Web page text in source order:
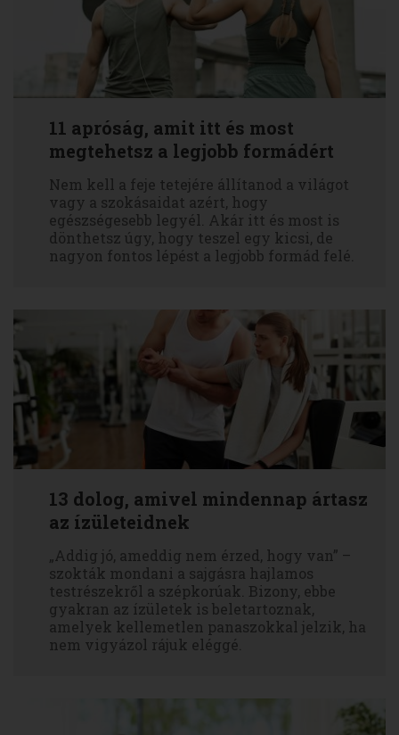
11 apróság, amit itt és most
megtehetsz a legjobb formádért
Nem kell a feje tetejére állítanod a világot
vagy a szokásaidat azért, hogy
egészségesebb legyél. Akár itt és most is
dönthetsz úgy, hogy teszel egy kicsi, de
nagyon fontos lépést a legjobb formád felé.
13 dolog, amivel mindennap ártasz
az ízületeidnek
„Addig jó, ameddig nem érzed, hogy van” –
szokták mondani a sajgásra hajlamos
testrészekről a szépkorúak. Bizony, ebbe
gyakran az ízületek is beletartoznak,
amelyek kellemetlen panaszokkal jelzik, ha
nem vigyázol rájuk eléggé.